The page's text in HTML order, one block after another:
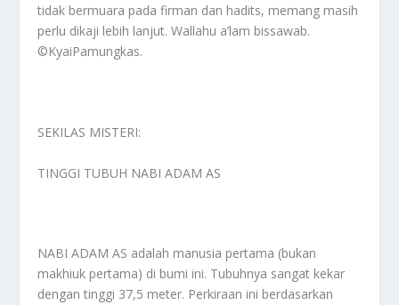
tidak bermuara pada firman dan hadits, memang masih
perlu dikaji lebih lanjut. Wallahu a’lam bissawab.
©️KyaiPamungkas.
SEKILAS MISTERI:
TINGGI TUBUH NABI ADAM AS
NABI ADAM AS adalah manusia pertama (bukan
makhiuk pertama) di bumi ini. Tubuhnya sangat kekar
dengan tinggi 37,5 meter. Perkiraan ini berdasarkan